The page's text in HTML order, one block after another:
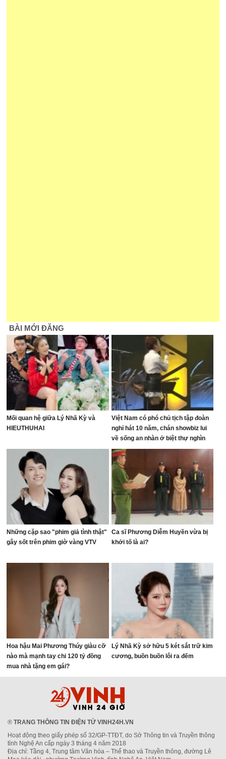
BÀI MỚI ĐĂNG
Mối quan hệ giữa Lý Nhã Kỳ và
HIEUTHUHAI
Việt Nam có phó chủ tịch tập đoàn
nghỉ hát 10 năm, chán showbiz lui
về sống an nhàn ở biệt thự nghìn
mét vuông
Những cặp sao "phim giả tình thật"
gây sốt trên phim giờ vàng VTV
Ca sĩ Phương Diễm Huyền vừa bị
khởi tố là ai?
Hoa hậu Mai Phương Thúy giàu cỡ
nào mà mạnh tay chi 120 tỷ đồng
mua nhà tặng em gái?
Lý Nhã Kỳ sở hữu 5 két sắt trữ kim
cương, buồn buồn lôi ra đếm
® TRANG THÔNG TIN ĐIỆN TỬ VINH24H.VN
Hoạt động theo giấy phép số 32/GP-TTĐT, do Sở Thông tin và Truyền thông
tỉnh Nghệ An cấp ngày 3 tháng 4 năm 2018
Địa chỉ: Tầng 4, Trung tâm Văn hóa – Thể thao và Truyền thông, đường Lê